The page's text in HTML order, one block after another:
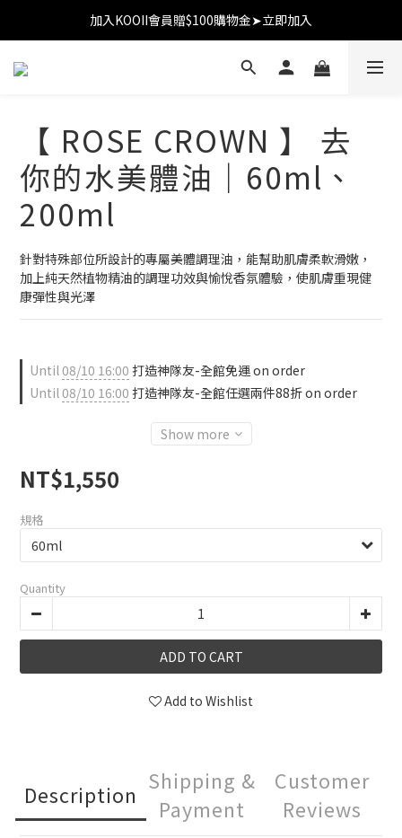
加入KOOII會員贈$100購物金➤立即加入
加入KOOII會員贈$100購物金➤立即加入
全館$3,000免運
【 ROSE CROWN 】 去
你的水美體油｜60ml、
200ml
針對特殊部位所設計的專屬美體調理油，能幫助肌膚柔軟滑嫩，
加上純天然植物精油的調理功效與愉悅香氛體驗，使肌膚重現健
康彈性與光澤
Until08/10 16:00 打造神隊友-全館免運 on order
Until08/10 16:00 打造神隊友-全館任選兩件88折 on order
Show more
NT$1,550
規格
Quantity
ADD TO CART
Add to Wishlist
Description
Shipping &
Payment
Customer
Reviews